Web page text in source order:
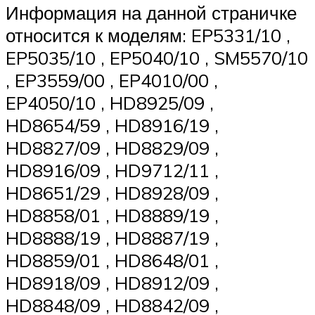
Информация на данной страничке
относится к моделям: EP5331/10 ,
EP5035/10 , EP5040/10 , SM5570/10
, EP3559/00 , EP4010/00 ,
EP4050/10 , HD8925/09 ,
HD8654/59 , HD8916/19 ,
HD8827/09 , HD8829/09 ,
HD8916/09 , HD9712/11 ,
HD8651/29 , HD8928/09 ,
HD8858/01 , HD8889/19 ,
HD8888/19 , HD8887/19 ,
HD8859/01 , HD8648/01 ,
HD8918/09 , HD8912/09 ,
HD8848/09 , HD8842/09 ,